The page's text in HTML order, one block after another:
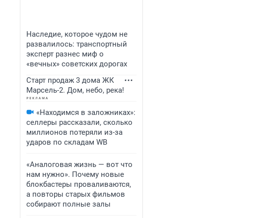
Наследие, которое чудом не
развалилось: транспортный
эксперт разнес миф о
«вечных» советских дорогах
Старт продаж 3 дома ЖК
Марсель-2. Дом, небо, река!
«Находимся в заложниках»:
селлеры рассказали, сколько
миллионов потеряли из-за
ударов по складам WB
«Аналоговая жизнь — вот что
нам нужно». Почему новые
блокбастеры проваливаются,
а повторы старых фильмов
собирают полные залы